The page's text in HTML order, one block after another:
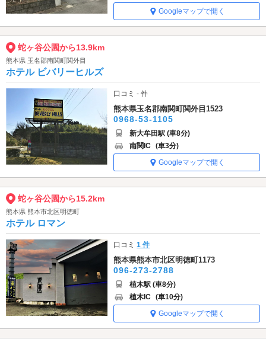
Googleマップで開く
蛇ヶ谷公園から13.9km
熊本県 玉名郡南関町関外目
ホテル ビバリーヒルズ
口コミ - 件
熊本県玉名郡南関町関外目1523
0968-53-1105
新大牟田駅 (車8分)
南関IC (車3分)
Googleマップで開く
蛇ヶ谷公園から15.2km
熊本県 熊本市北区明徳町
ホテル ロマン
口コミ1 件
熊本県熊本市北区明徳町1173
096-273-2788
植木駅 (車8分)
植木IC (車10分)
Googleマップで開く